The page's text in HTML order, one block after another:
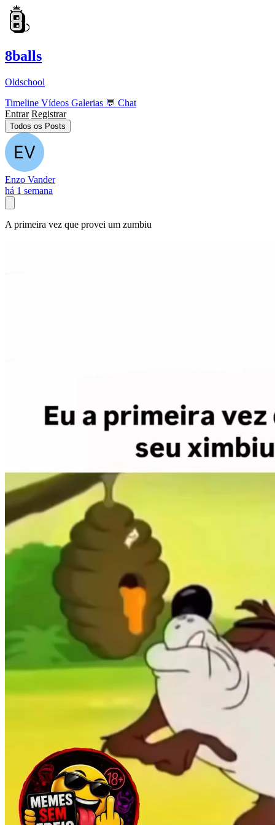
8balls
Oldschool
Timeline Vídeos Galerias 💬 Chat
Entrar Registrar
Todos os Posts
Enzo Vander
há 1 semana
A primeira vez que provei um zumbiu